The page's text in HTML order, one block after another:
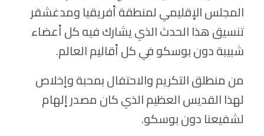
المجلس الإقليمي لمنطقة أفريقيا ومدغشقر
تنسيق هذا الحدث الذي يشارك فيه كل أعضاء
شبيبة دون بوسكو في كل أقاليم العالم.
من منطلق التكريم والاحتفال بمحبة وإخلاص
لهذا القديس العظيم الذي كان مصدر إلهام
لشفيعنا دون بوسكو.